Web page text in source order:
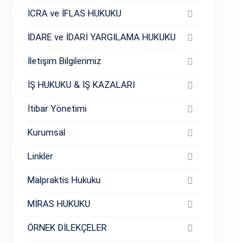
İCRA ve İFLAS HUKUKU
İDARE ve İDARİ YARGILAMA HUKUKU
İletişim Bilgilerimiz
İŞ HUKUKU & İŞ KAZALARI
İtibar Yönetimi
Kurumsal
Linkler
Malpraktis Hukuku
MİRAS HUKUKU
ÖRNEK DİLEKÇELER